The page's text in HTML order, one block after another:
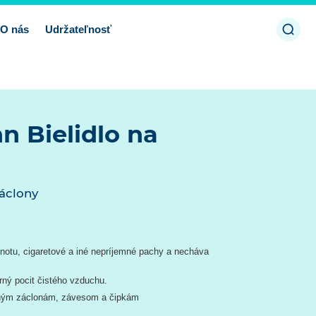
O nás Udržateľnosť
Bielidlo na
cigaretové a iné nepríjemné pachy a necháva
pocit čistého vzduchu.
záclonám, závesom a čipkám